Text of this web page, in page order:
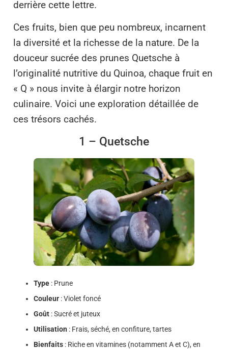
derrière cette lettre.
Ces fruits, bien que peu nombreux, incarnent
la diversité et la richesse de la nature. De la
douceur sucrée des prunes Quetsche à
l’originalité nutritive du Quinoa, chaque fruit en
« Q » nous invite à élargir notre horizon
culinaire. Voici une exploration détaillée de
ces trésors cachés.
1 – Quetsche
Type : Prune
Couleur : Violet foncé
Goût : Sucré et juteux
Utilisation : Frais, séché, en confiture, tartes
Bienfaits : Riche en vitamines (notamment A et C), en